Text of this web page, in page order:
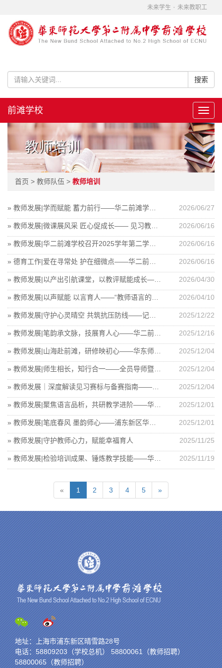
未来学生 · 未来教职工
前滩学校
教师培训
首页 > 教师队伍 > 教师培训
2026/06/27
2026/06/16
2026/06/16
2026/06/16
2026/04/30
2026/04/10
2025/12/22
2025/12/16
2025/12/04
2025/12/04
2025/12/04
2025/12/01
2025/12/01
» 教师发展|守护教师心力，赋能幸福育人 2025/11/25
2025/11/19
« 1 2 3 4 5 »
地址：上海市浦东新区晴雪路28号
电话：58809203（学校总机） 58800061（教师招聘）
58800065（教师招聘）